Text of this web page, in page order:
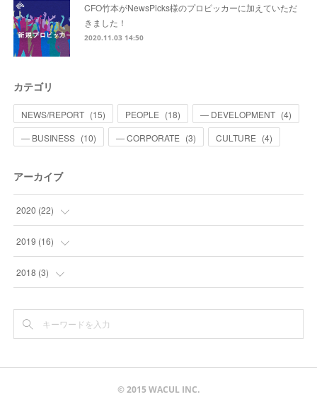
CFO竹本がNewsPicks様のプロピッカーに加えていただ
きました！
2020.11.03 14:50
カテゴリ
NEWS/REPORT (15) PEOPLE (18) ― DEVELOPMENT (4)
― BUSINESS (10) ― CORPORATE (3) CULTURE (4)
アーカイブ
2020 (22)
(3
( )
(3
2019 (16)
( )
(
2018 (3)
(
© 2015 WACUL INC.